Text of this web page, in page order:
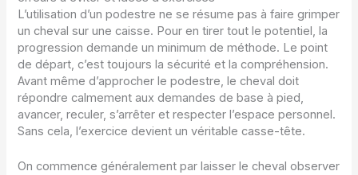
L’utilisation d’un podestre ne se résume pas à faire grimper
un cheval sur une caisse. Pour en tirer tout le potentiel, la
progression demande un minimum de méthode. Le point
de départ, c’est toujours la sécurité et la compréhension.
Avant même d’approcher le podestre, le cheval doit
répondre calmement aux demandes de base à pied,
avancer, reculer, s’arrêter et respecter l’espace personnel.
Sans cela, l’exercice devient un véritable casse-tête.
On commence généralement par laisser le cheval observer